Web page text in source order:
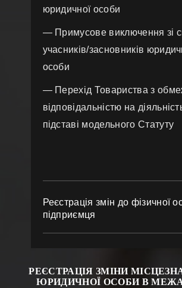
юридичної особи
— Примусове виключення зі
учасників/засновників
особи
— Перехід Товариства з
відповідальністю на
підставі модельного Статуту
Реєстрація змін до фізичної
підприємця
РЕЄСТРАЦІЯ ЗМІНИ
ЮРИДИЧНОЇ ОСОБИ В